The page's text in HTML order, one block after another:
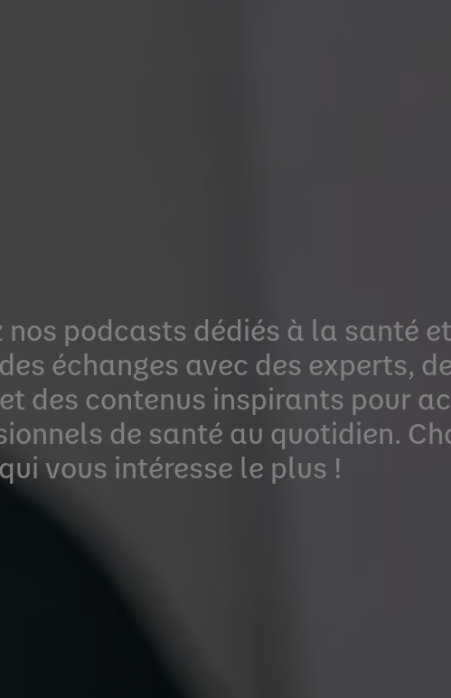
nos podcasts dédiés à la santé
échanges avec des experts,
des contenus inspirants pour
de santé au quotidien.
vous intéresse le plus !